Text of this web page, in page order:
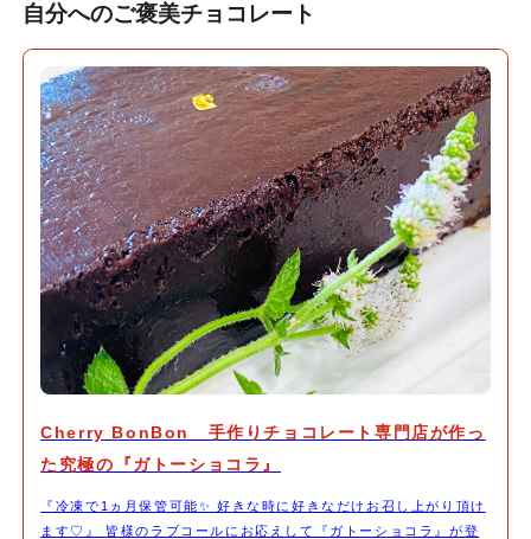
自分へのご褒美チョコレート
Cherry BonBon 手作りチョコレート専門店が作っ
た究極の『ガトーショコラ』
『冷凍で1ヵ月保管可能✨ 好きな時に好きなだけお召し上がり頂け
ます♡』 皆様のラブコールにお応えして『ガトーショコラ』が登